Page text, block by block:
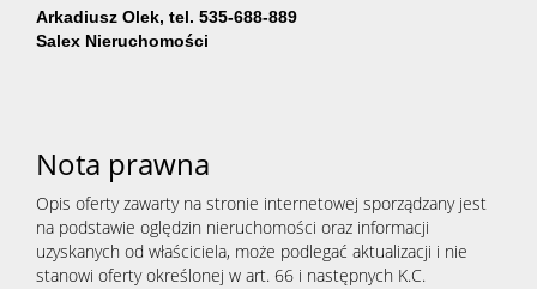
Arkadiusz Olek, tel. 535-688-889
Salex Nieruchomości
Nota prawna
Opis oferty zawarty na stronie internetowej sporządzany jest
na podstawie oględzin nieruchomości oraz informacji
uzyskanych od właściciela, może podlegać aktualizacji i nie
stanowi oferty określonej w art. 66 i następnych K.C.